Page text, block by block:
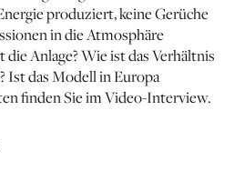
produziert, keine Gerüche
in die Atmosphäre
Anlage? Wie ist das Verhältnis
Ist das Modell in Europa
finden Sie im Video-Interview.